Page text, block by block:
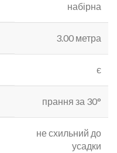
набірна
3.00 метра
є
прання за 30°
не схильний до
усадки